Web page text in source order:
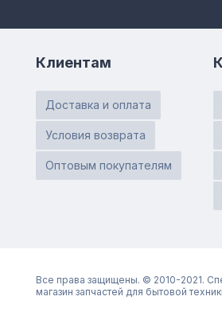
Клиентам
Доставка и оплата
Условия возврата
Оптовым покупателям
Все права защищены. © 2010-2021.
магазин запчастей для бытовой